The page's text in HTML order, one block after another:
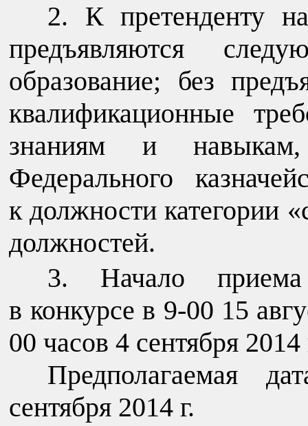
К претенденту
предъявляются
образование; без
квалификационные
знаниям и навыкам,
Федерального
к должности категории
должностей.
Начало
в конкурсе в 9-00 15
00 часов 4 сентября 2014
Предполагаемая
сентября 2014 г.